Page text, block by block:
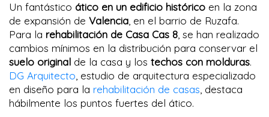
Un fantástico ático en un edificio histórico en la zona
de expansión de Valencia , en el barrio de Ruzafa.
Para la rehabilitación de Casa Cas 8 , se han realizado
cambios mínimos en la distribución para conservar el
suelo original de la casa y los techos con molduras.
DG Arquitecto , estudio de arquitectura especializado
en diseño para la rehabilitación de casas , destaca
hábilmente los puntos fuertes del ático.